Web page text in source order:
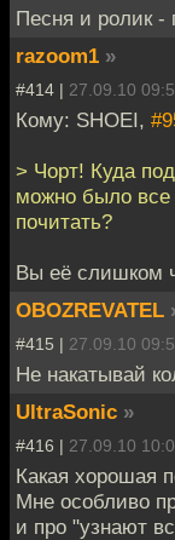
Песня и ролик -
razoom1 »
#414 | 27.09.10
Кому: SHOEI,
> Чорт! Куда
можно было все
почитать?
Вы её слишком
OBOZREVATEL
#415 | 27.09.10
Не накатывай
UltraSonic »
#416 | 27.09.10
Какая хорошая
Мне особливо
и про "узнают